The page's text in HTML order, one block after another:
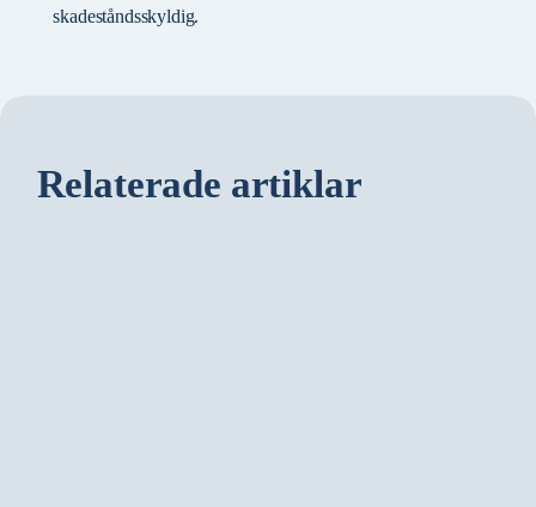
skadeståndsskyldig.
Relaterade artiklar